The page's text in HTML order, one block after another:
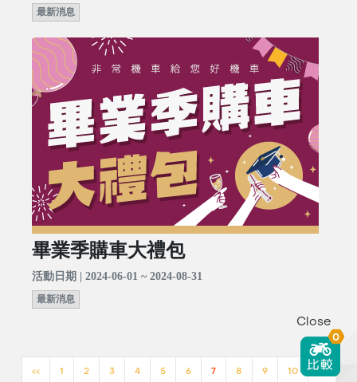
最新消息
畢業季購車大禮包
活動日期 | 2024-06-01 ~ 2024-08-31
最新消息
<< 1 2 3 4 5 6 7 8 9 10 >>
Close
0